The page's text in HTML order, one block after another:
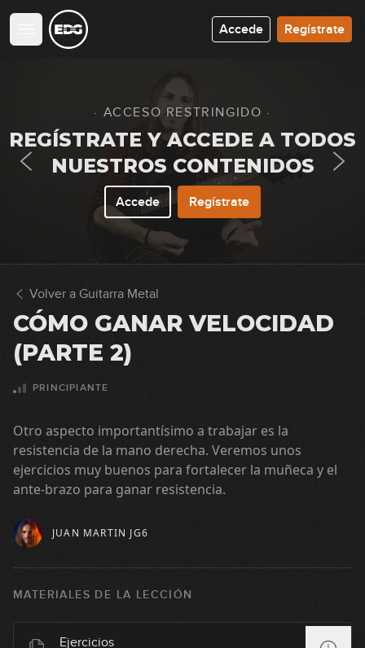
Accede Regístrate
· ACCESO RESTRINGIDO ·
REGÍSTRATE Y ACCEDE A TODOS
NUESTROS CONTENIDOS
Accede Regístrate
Volver a Guitarra Metal
CÓMO GANAR VELOCIDAD
(PARTE 2)
PRINCIPIANTE
Otro aspecto importantísimo a trabajar es la
resistencia de la mano derecha. Veremos unos
ejercicios muy buenos para fortalecer la muñeca y el
ante-brazo para ganar resistencia.
JUAN MARTIN JG6
MATERIALES DE LA LECCIÓN
Ejercicios